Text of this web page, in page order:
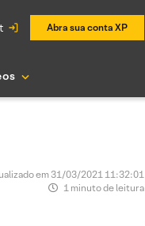
Abra sua conta XP
em 31/03/2021 11:32:01
1 minuto de leitura